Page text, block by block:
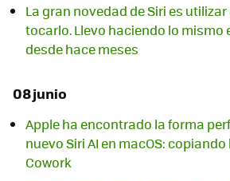
La gran novedad de Siri es
tocarlo. Llevo haciendo lo mismo
desde hace meses
08 junio
Apple ha encontrado la forma
nuevo Siri AI en macOS:
Cowork